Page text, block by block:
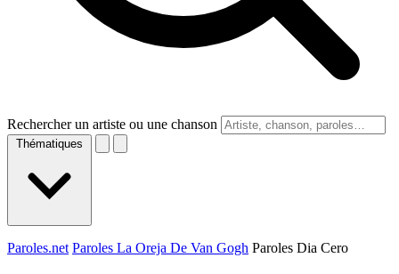
Rechercher un artiste ou une chanson
Thématiques
Paroles.net Paroles La Oreja De Van Gogh Paroles Dia Cero